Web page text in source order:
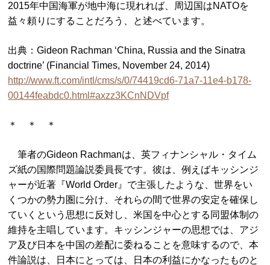
2015年中国海軍が地中海に現れれば、周辺国はNATOを
益々頼りにすることだろう、と述べています。
出典：Gideon Rachman ‘China, Russia and the Sinatra
doctrine’ (Financial Times, November 24, 2014)
http://www.ft.com/intl/cms/s/0/74419cd6-71a7-11e4-b178-
00144feabdc0.html#axzz3KCnNDVpf
＊ ＊ ＊
筆者のGideon Rachmanは、英フィナンシャル・タイム
ズ紙の国際問題論説委員長です。彼は、例えばキッシンジ
ャーが近著『World Order』で主張したような、世界をい
くつかの勢力圏に分け、それらの間で世界の安定を確保し
ていくという思想に反対し、米国を中心とする同盟体制の
維持を主唱しています。キッシンジャーの思想では、アジ
ア及び日本を中国の差配に委ねることを意味するので、本
件論説は、日本にとっては、日本の利益にかなったものと